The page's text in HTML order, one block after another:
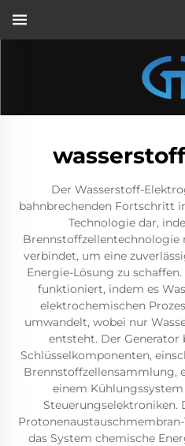
Der Wasserstoff-
bahnbrechenden Fortschritt
Technologie dar,
verbindet, um eine
Energie-Lösung zu
funktioniert, indem es
elektrochemischen
umwandelt, wobei nur
entsteht. Der Generator
Schlüsselkomponenten,
Brennstoffzellensammlung,
einem
Steuerungselektroniken.
das System chemische